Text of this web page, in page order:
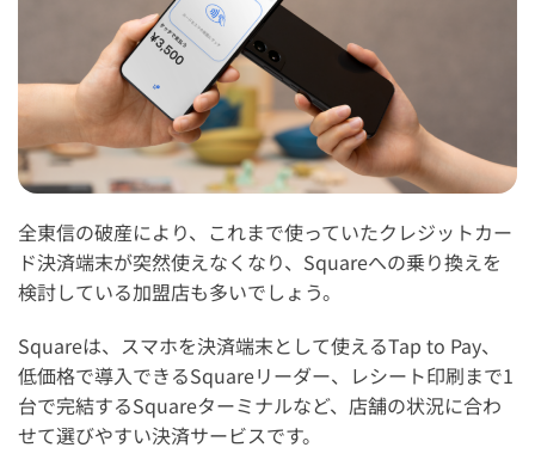
全東信の破産により、これまで使っていたクレジットカー
ド決済端末が突然使えなくなり、Squareへの乗り換えを
検討している加盟店も多いでしょう。
Squareは、スマホを決済端末として使えるTap to Pay、
低価格で導入できるSquareリーダー、レシート印刷まで1
台で完結するSquareターミナルなど、店舗の状況に合わ
せて選びやすい決済サービスです。